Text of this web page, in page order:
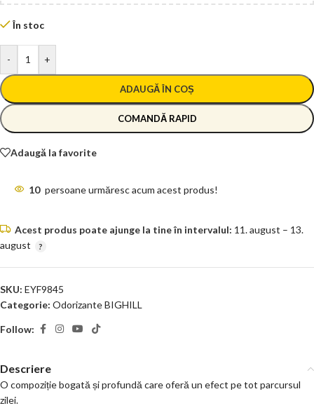
În stoc
- +
ADAUGĂ ÎN COȘ
COMANDĂ RAPID
Adaugă la favorite
10 persoane urmăresc acum acest produs!
Acest produs poate ajunge la tine în intervalul: 11. august – 13.
august
SKU: EYF9845
Categorie: Odorizante BIGHILL
Follow:
Descriere
O compoziție bogată și profundă care oferă un efect pe tot parcursul
zilei.